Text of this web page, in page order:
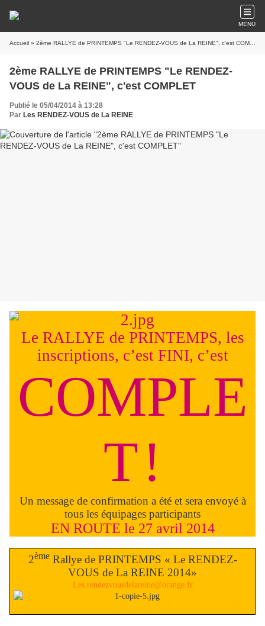
MENU
Accueil » 2ème RALLYE de PRINTEMPS "Le RENDEZ-VOUS de La REINE", c'est COMPLET
2ème RALLYE de PRINTEMPS "Le RENDEZ-
VOUS de La REINE", c'est COMPLET
Publié le 05/04/2014 à 13:28
Par Les RENDEZ-VOUS de La REINE
Le RALLYE de PRINTEMPS, les
inscriptions, c’est FINI, c’est
COMPLE
T!
Un message de confirmation a été et sera envoyé à
tous les équipages participants
EN ROUTE le 27 avril 2014
2èmeRallye de PRINTEMPS « Le RENDEZ-
VOUS de La REINE 2014»
Les.rendezvousdelareine@orange.fr